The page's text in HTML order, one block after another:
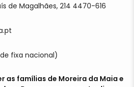
de Magalhães, 214 4470-616
fixa nacional)
as famílias de Moreira da Maia e